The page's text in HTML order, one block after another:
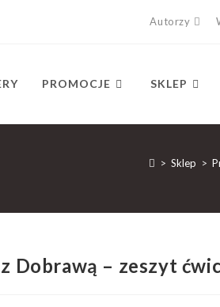
Autorzy
PROMOCJE SKLEP
> Sklep >
Dobrawą – zeszyt